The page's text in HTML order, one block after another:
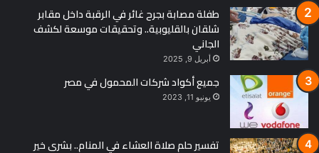
طفلة مصابة بجرح غائر في الرقبة داخل مقابر
شلقان بالقليوبية.. وتحقيقات موسعة لكشف
الجاني
أبريل 9, 2025
جميع أكواد شركات المحمول في مصر
يونيو 11, 2023
تفسير حلم صلاة العشاء في المنام.. بشرى خير